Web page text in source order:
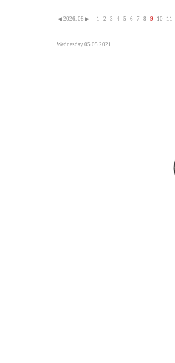
◀ 2026. 08 ▶ 1 2 3 4 5 6 7 8 9 10 11
Wednesday 05.05 2021